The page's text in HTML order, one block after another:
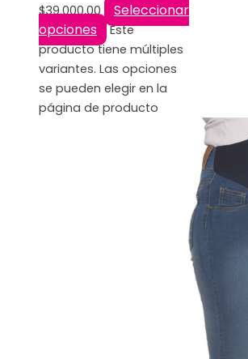
$39.000,00
Seleccionar
opciones
Este
producto tiene múltiples
variantes. Las opciones
se pueden elegir en la
página de producto